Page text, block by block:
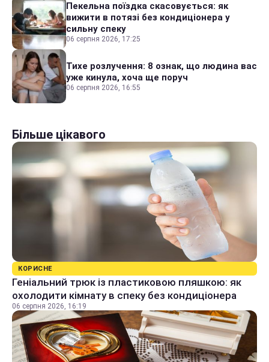
Пекельна поїздка скасовується: як
вижити в потязі без кондиціонера у
сильну спеку
06 серпня 2026, 17:25
Тихе розлучення: 8 ознак, що людина вас
уже кинула, хоча ще поруч
06 серпня 2026, 16:55
Більше цікавого
КОРИСНЕ
Геніальний трюк із пластиковою пляшкою: як
охолодити кімнату в спеку без кондиціонера
06 серпня 2026, 16:19